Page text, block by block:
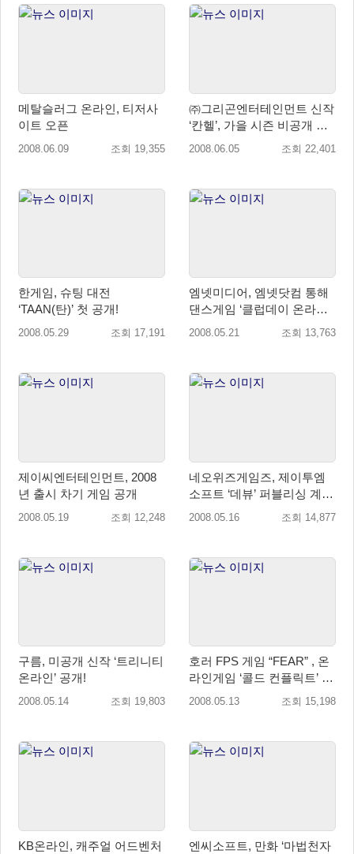
메탈슬러그 온라인, 티저사
이트 오픈
2008.06.09 조회 19,355
㈜그리곤엔터테인먼트 신작
‘칸헬’, 가을 시즌 비공개 테
스트 진행
2008.06.05 조회 22,401
한게임, 슈팅 대전
‘TAAN(탄)’ 첫 공개!
2008.05.29 조회 17,191
엠넷미디어, 엠넷닷컴 통해
댄스게임 ‘클럽데이 온라인’
런칭
2008.05.21 조회 13,763
제이씨엔터테인먼트, 2008
년 출시 차기 게임 공개
2008.05.19 조회 12,248
네오위즈게임즈, 제이투엠
소프트 ‘데뷰’ 퍼블리싱 계약
체결
2008.05.16 조회 14,877
구름, 미공개 신작 ‘트리니티
온라인’ 공개!
2008.05.14 조회 19,803
호러 FPS 게임 “FEAR” , 온
라인게임 ‘콜드 컨플릭트’ 으
로 개발된다!
2008.05.13 조회 15,198
KB온라인, 캐주얼 어드벤처
엔씨소프트, 만화 ‘마법천자